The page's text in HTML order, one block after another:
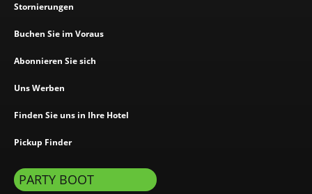
Stornierungen
Buchen Sie im Voraus
Abonnieren Sie sich
Uns Werben
Finden Sie uns in Ihre Hotel
Pickup Finder
PARTY BOOT